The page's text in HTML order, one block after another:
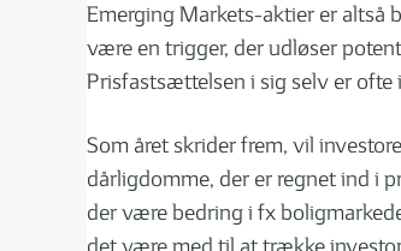
Emerging Markets-aktier er altså
være en trigger, der udløser
Prisfastsættelsen i sig selv er ofte
Som året skrider frem, vil
dårligdomme, der er regnet ind i
der være bedring i fx